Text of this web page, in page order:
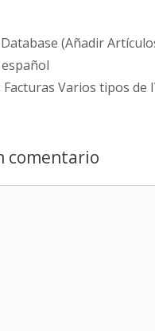
(Añadir
Facturas Varios tipos de
comentario